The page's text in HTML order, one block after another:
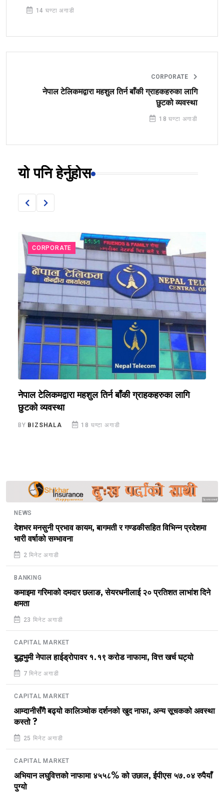
14 घण्टा अगाडी
CORPORATE
नेपाल टेलिकमद्वारा महशुल तिर्न बाँकी ग्राहकहरुका लागि
छुटको व्यवस्था
18 घण्टा अगाडी
यो पनि हेर्नुहोस
CORPORATE
नेपाल टेलिकमद्वारा महशुल तिर्न बाँकी ग्राहकहरुका लागि
छुटको व्यवस्था
BY BIZSHALA 18 घण्टा अगाडी
Sponsored
NEWS
देशभर मनसुनी प्रभाव कायम, बागमती र गण्डकीसहित विभिन्न प्रदेशमा
भारी वर्षाको सम्भावना
2 मिनेट अगाडी
BANKING
कमाइमा गरिमाको दमदार छलाङ, सेयरधनीलाई २० प्रतिशत लाभांश दिने
क्षमता
23 मिनेट अगाडी
CAPITAL MARKET
बुद्धभुमी नेपाल हाईड्रोपावर १.१९ करोड नाफामा, वित्त खर्च घट्यो
7 मिनेट अगाडी
CAPITAL MARKET
आम्दानीसँगै बढ्यो कालिञ्चोक दर्शनको खुद नाफा, अन्य सूचकको अवस्था
कस्तो ?
25 मिनेट अगाडी
CAPITAL MARKET
अभियान लघुवित्तको नाफामा ४५५८% को उछाल, ईपीएस ५७.०४ रुपैयाँ
पुग्यो